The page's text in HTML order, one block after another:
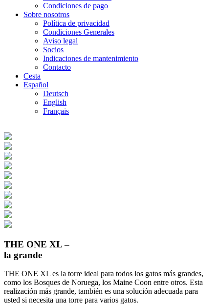
Condiciones de pago
Sobre nosotros
Política de privacidad
Condiciones Generales
Aviso legal
Socios
Indicaciones de mantenimiento
Contacto
Cesta
Español
Deutsch
English
Français
THE ONE XL –
la grande
THE ONE XL es la torre ideal para todos los gatos más grandes,
como los Bosques de Noruega, los Maine Coon entre otros. Esta
realización más grande, también es una solución adecuada para
usted si necesita una torre para varios gatos.